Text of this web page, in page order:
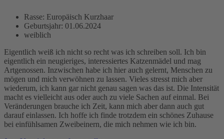
Rasse: Europäisch Kurzhaar
Geburtsjahr: 01.06.2024
weiblich
Eigentlich weiß ich nicht so recht was ich schreiben soll. Ich bin
eigentlich ein neugieriges, interessiertes Katzenmädel und mag
Artgenossen. Inzwischen habe ich hier auch gelernt, Menschen zu
mögen und mich verwöhnen zu lassen. Vieles stresst mich aber
wiederum, ich kann gar nicht genau sagen was das ist. Die Intensität
macht es vielleicht aus oder auch zu viele Sachen auf einmal. Bei
Veränderungen brauche ich Zeit, kann mich aber dann auch gut
darauf einlassen. Ich hoffe ich finde trotzdem ein schönes Zuhause
bei einfühlsamen Zweibeinern, die mich nehmen wie ich bin.